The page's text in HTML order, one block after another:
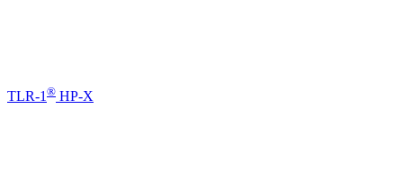
TLR-1 ® HP-X